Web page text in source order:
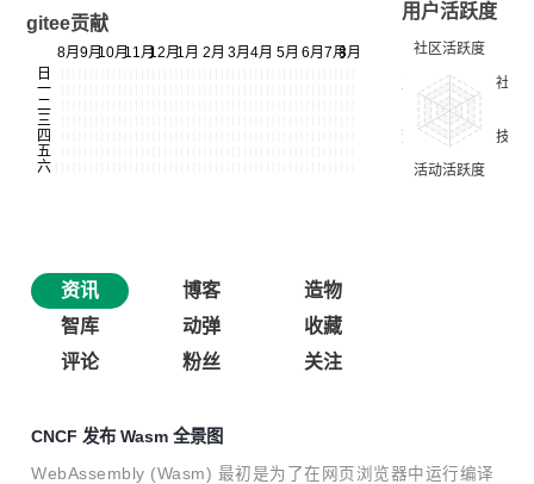
gitee贡献
用户活跃度
资讯 博客
造物
智库
动弹
收藏
评论
粉丝 关注
CNCF 发布 Wasm 全景图
WebAssembly (Wasm) 最初是为了在网页浏览器中运行编译